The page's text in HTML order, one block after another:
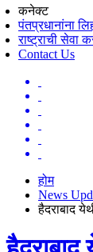
कनेक्ट
पंतप्रधानांना
राष्ट्राची सेवा
Contact Us
होम
News
हैदराबाद